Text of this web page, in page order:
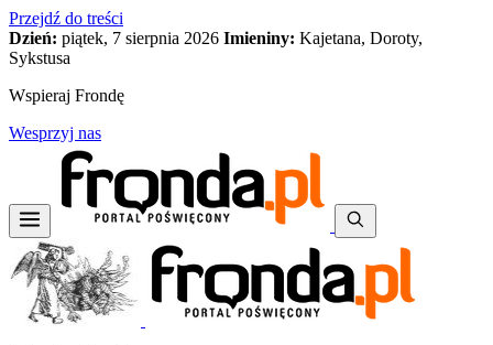
Przejdź do treści
Dzień: piątek, 7 sierpnia 2026 Imieniny: Kajetana, Doroty,
Sykstusa
Wspieraj Frondę
Wesprzyj nas